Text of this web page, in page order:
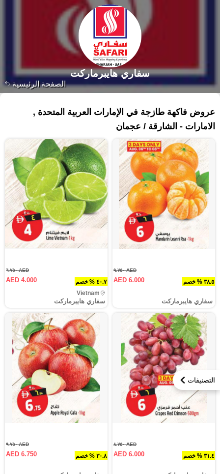
الصفحة الرئيسية
سفاري هايبرماركت
التصنيفات
عروض فاكهة طازجة في الإمارات العربية المتحدة ,
الامارات - الشارقة / عجمان
٣٨.٥ % خصم
AED ٩.٧٥٠
AED 6.000
سفاري هايبرماركت
٤٠.٧ % خصم
AED ٦.٧٥٠
AED 4.000
سفاري هايبرماركت
Vietnam
٣١.٤ % خصم
AED ٨.٧٥٠
AED 6.000 ٣٠.٨ % خصم
AED ٩.٧٥٠
AED 6.750